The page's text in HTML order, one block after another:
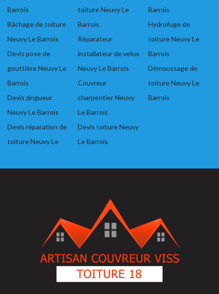
Barrois
Bâchage de toiture
Neuvy Le Barrois
Devis pose de
gouttière Neuvy Le
Barrois
Devis zingueur
Neuvy Le Barrois
Devis réparation de
toiture Neuvy Le
toiture Neuvy Le
Barrois
Réparateur
installateur de velux
Neuvy Le Barrois
Couvreur
charpentier Neuvy
Le Barrois
Devis toiture Neuvy
Le Barrois
Barrois
Hydrofuge de
toiture Neuvy Le
Barrois
Démoussage de
toiture Neuvy Le
Barrois